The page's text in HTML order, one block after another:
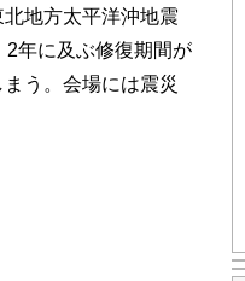
地方太平洋沖地震
年に及ぶ修復期間が
う。会場には震災